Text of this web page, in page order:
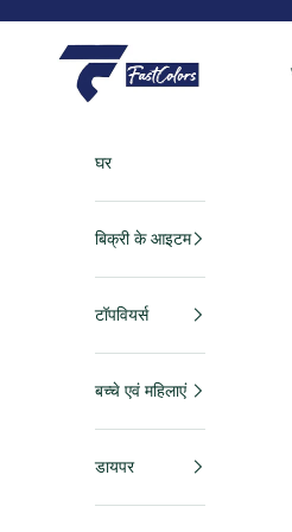
FastColors
घर
बिक्री के आइटम
टॉपवियर्स
बच्चे एवं महिलाएं
डायपर